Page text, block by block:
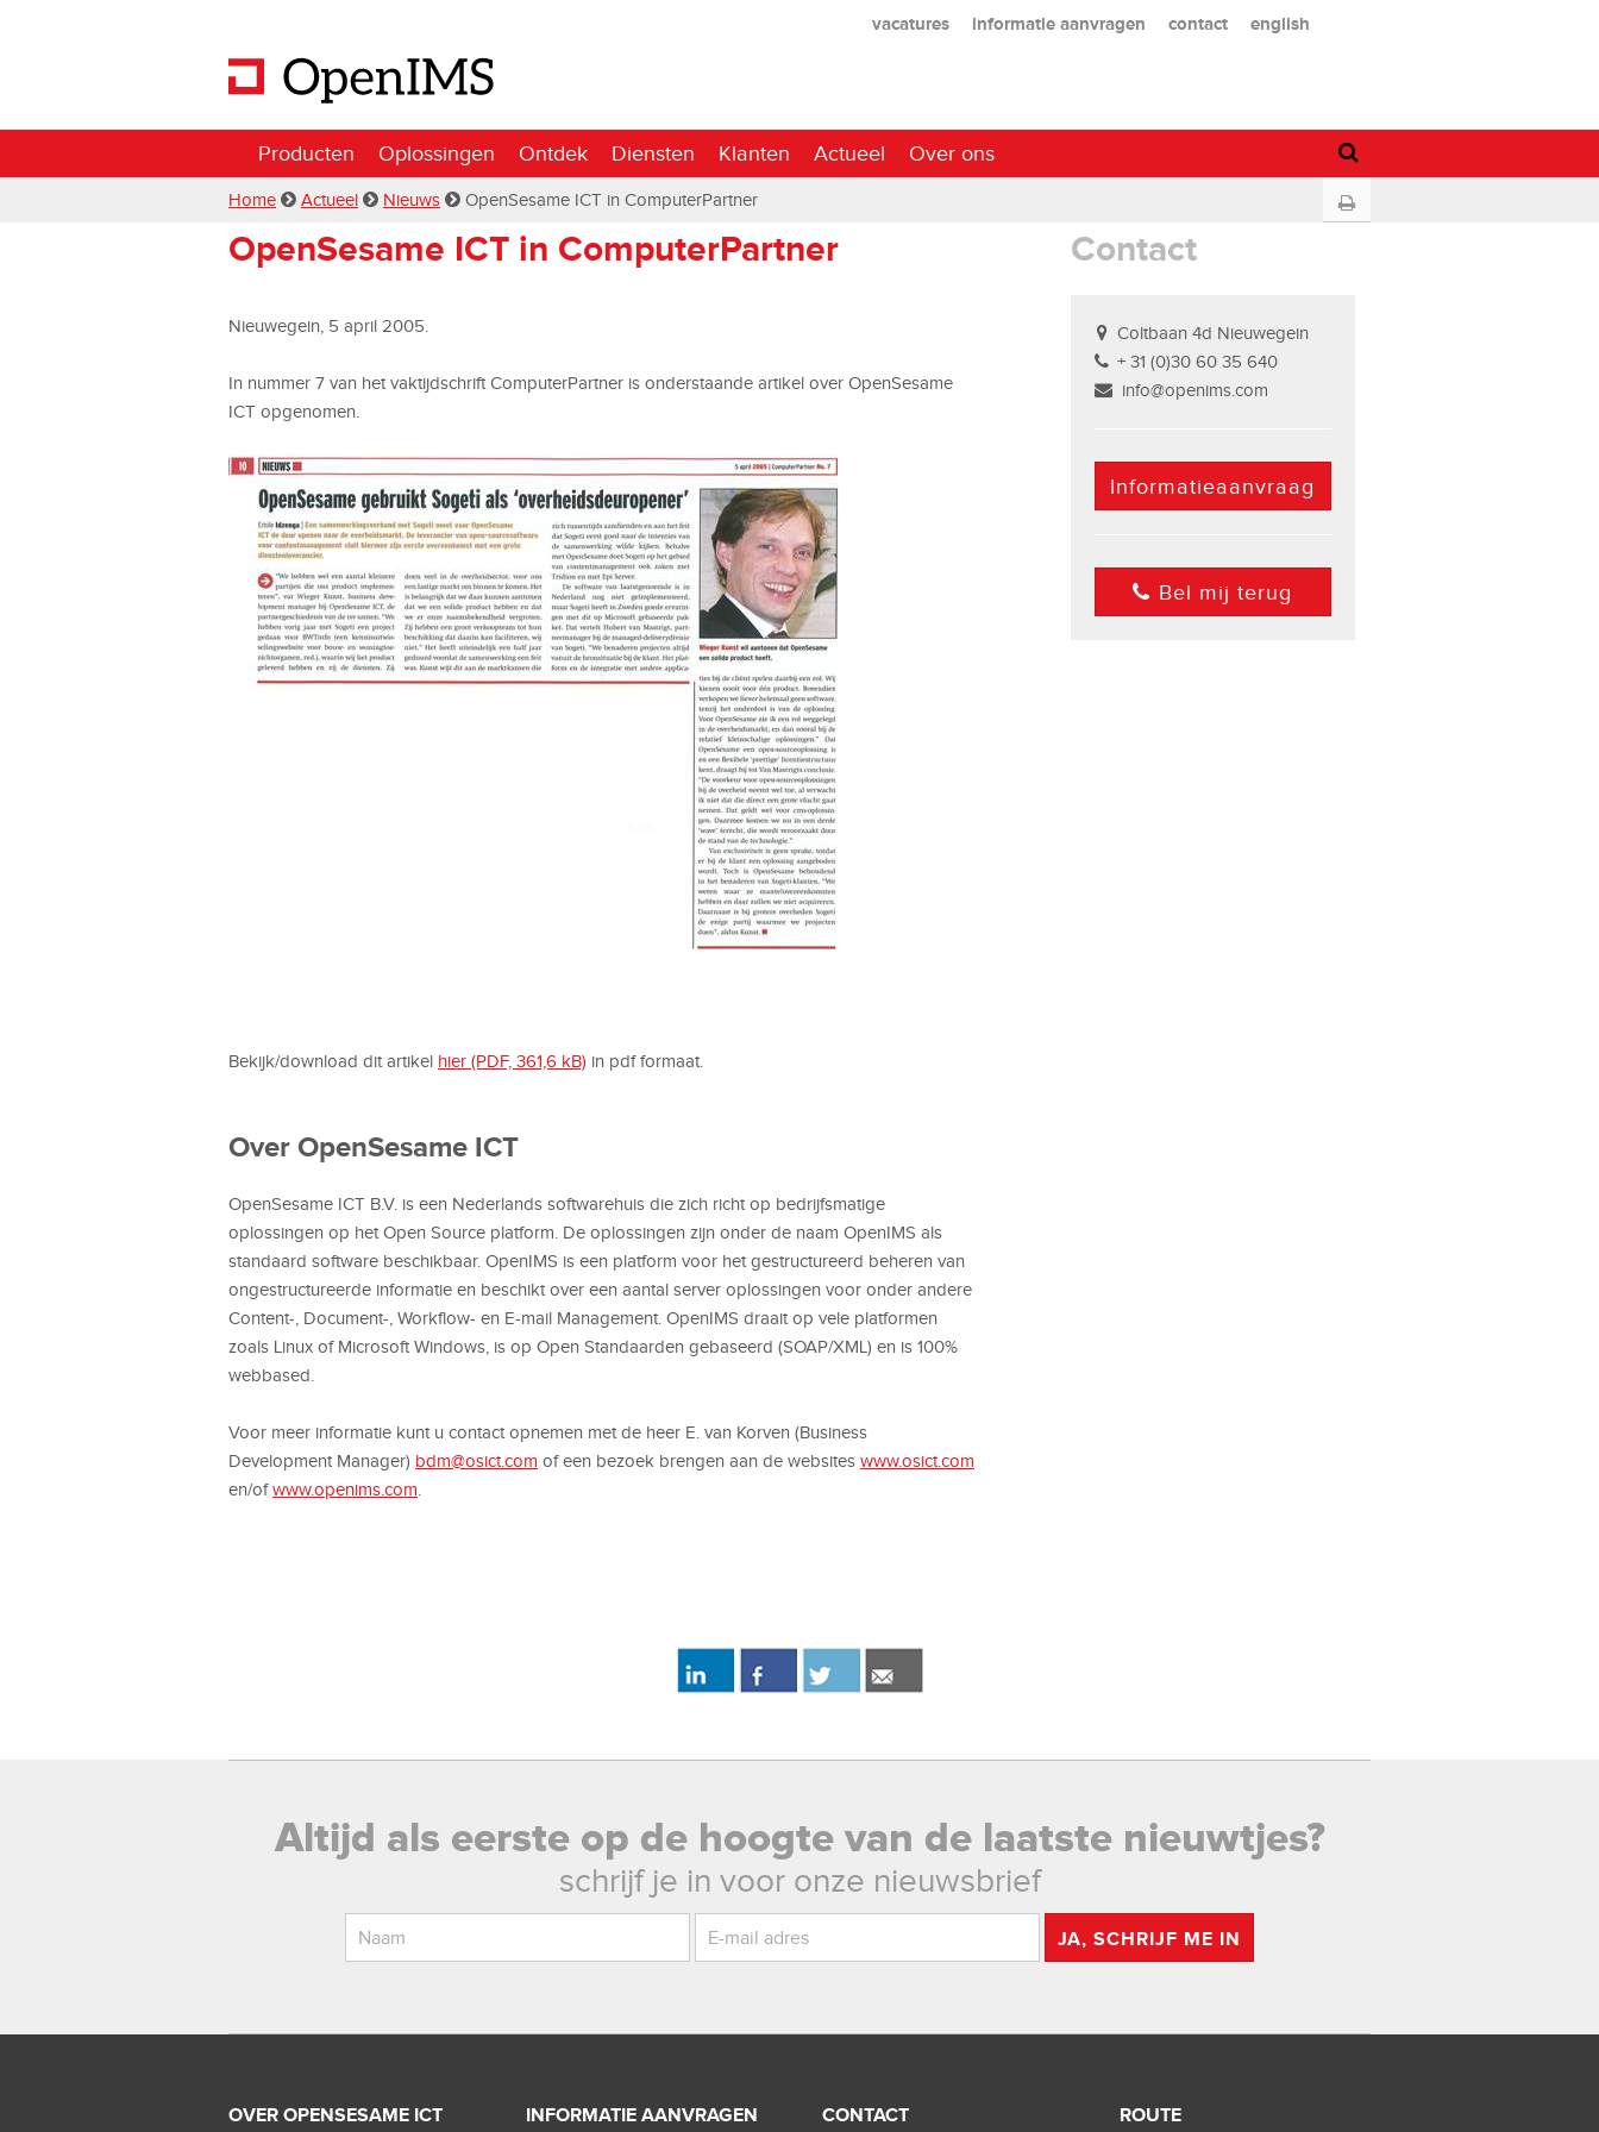
vacatures informatie aanvragen contact english
Producten Oplossingen Ontdek Diensten Klanten Actueel Over ons
Home Actueel Nieuws OpenSesame ICT in ComputerPartner
OpenSesame ICT in ComputerPartner
Nieuwegein, 5 april 2005.
In nummer 7 van het vaktijdschrift ComputerPartner is onderstaande artikel over OpenSesame
ICT opgenomen.
Bekijk/download dit artikel hier (PDF, 361,6 kB) in pdf formaat.
Over OpenSesame ICT
OpenSesame ICT B.V. is een Nederlands softwarehuis die zich richt op bedrijfsmatige
oplossingen op het Open Source platform. De oplossingen zijn onder de naam OpenIMS als
standaard software beschikbaar. OpenIMS is een platform voor het gestructureerd beheren van
ongestructureerde informatie en beschikt over een aantal server oplossingen voor onder andere
Content-, Document-, Workflow- en E-mail Management. OpenIMS draait op vele platformen
zoals Linux of Microsoft Windows, is op Open Standaarden gebaseerd (SOAP/XML) en is 100%
webbased.
Voor meer informatie kunt u contact opnemen met de heer E. van Korven (Business
Development Manager) bdm@osict.com of een bezoek brengen aan de websites www.osict.com
en/ofwww.openims.com
Contact
Coltbaan 4d Nieuwegein
+ 31 (0)30 60 35 640
info@openims.com
Informatieaanvraag
Bel mij terug
Altijd als eerste op de hoogte van de laatste nieuwtjes?
schrijf je in voor onze nieuwsbrief
JA, SCHRIJF ME IN
OVER OPENSESAME ICT INFORMATIE AANVRAGEN CONTACT ROUTE